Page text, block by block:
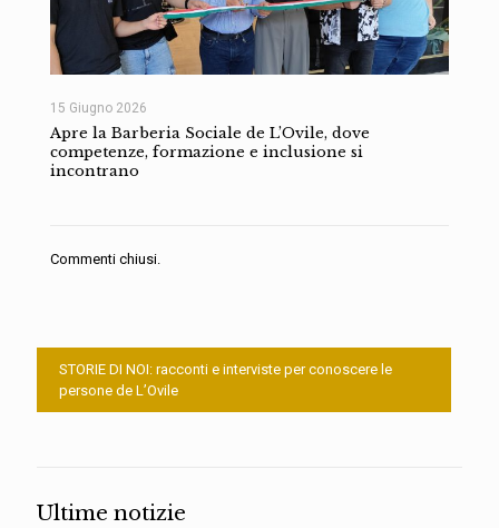
15 Giugno 2026
Apre la Barberia Sociale de L’Ovile, dove
competenze, formazione e inclusione si
incontrano
Commenti chiusi.
STORIE DI NOI: racconti e interviste per conoscere le
persone de L’Ovile
Ultime notizie